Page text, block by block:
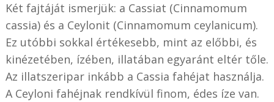
Két fajtáját ismerjük: a Cassiat (Cinnamomum
cassia) és a Ceylonit (Cinnamomum ceylanicum).
Ez utóbbi sokkal értékesebb, mint az előbbi, és
kinézetében, ízében, illatában egyaránt eltér tőle.
Az illatszeripar inkább a Cassia fahéjat használja.
A Ceyloni fahéjnak rendkívül finom, édes íze van.